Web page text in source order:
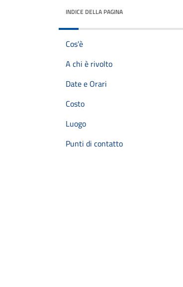
INDICE DELLA PAGINA
Cos'è
A chi è rivolto
Date e Orari
Costo
Luogo
Punti di contatto